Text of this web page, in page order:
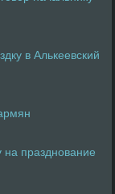
в Алькеевский
празднование